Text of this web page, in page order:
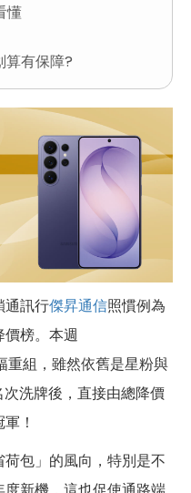
懂
算有保障?
通訊行傑昇通信照慣例為
榜。本週
重組，雖然依舊是星粉與
洗牌後，直接由總降價
！
包」的風向，特別是不